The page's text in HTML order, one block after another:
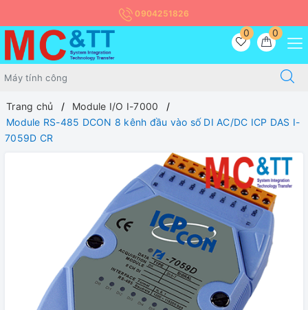
0904251826
0
0
Trang chủ
Module I/O I-7000
Module RS-485 DCON 8 kênh đầu vào số DI AC/DC ICP DAS I-
7059D CR